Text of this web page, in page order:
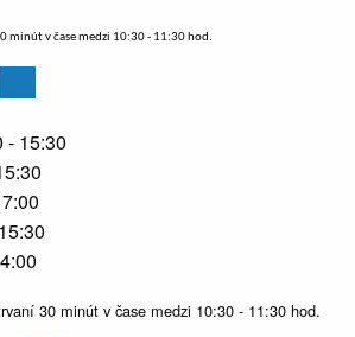
minút v čase medzi 10:30 - 11:30 hod.
- 15:30
30 minút v čase medzi 10:30 - 11:30 hod.